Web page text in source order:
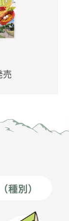
売
種別）